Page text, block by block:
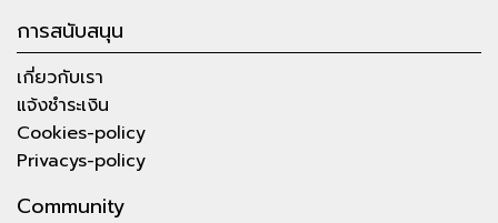
การสนับสนุน
เกี่ยวกับเรา
แจ้งชำระเงิน
Cookies-policy
Privacys-policy
Community